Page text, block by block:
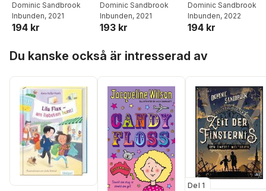
Alexander der
Große
Dominic Sandbrook
Inbunden, 2021
194 kr
Finsternis: Der
Zweite Weltkrieg
Dominic Sandbrook
Inbunden, 2021
193 kr
Dunkelheit. Der
Erste Weltkrieg
Dominic Sandbrook
Inbunden, 2022
194 kr
Du kanske också är intresserad av
Del 1